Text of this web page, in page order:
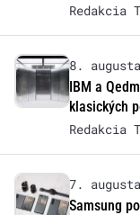
Redakcia
8.
IBM a
klasických
Redakcia
7.
Samsung